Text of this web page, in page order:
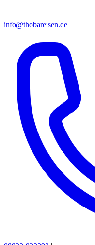
info@thobareisen.de |